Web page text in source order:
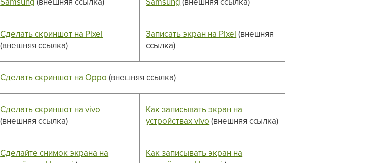
Сделать скриншот на Pixel
(внешняя ссылка)
Записать экран на Pixel (внешняя
ссылка)
Сделать скриншот на Oppo (внешняя ссылка)
Сделать скриншот на vivo
(внешняя ссылка)
Как записывать экран на
устройствах vivo (внешняя ссылка)
Сделайте снимок экрана на
Как записывать экран на